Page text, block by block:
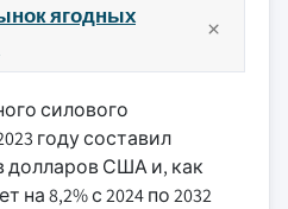
ягодных
силового
году составил
долларов США и, как
8,2% с 2024 по 2032